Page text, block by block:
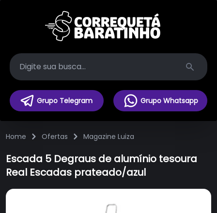
Search
Grupo Telegram Grupo Whatsapp
Home Ofertas Magazine Luiza
Escada 5 Degraus de alumínio tesoura
Real Escadas prateado/azul